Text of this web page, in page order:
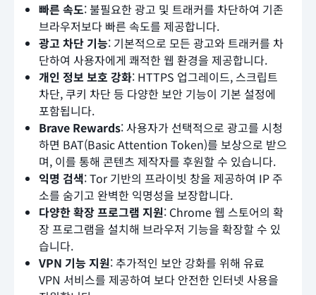
빠른 속도: 불필요한 광고 및 트래커를 차단하여 기존
브라우저보다 빠른 속도를 제공합니다.
광고 차단 기능: 기본적으로 모든 광고와 트래커를 차
단하여 사용자에게 쾌적한 웹 환경을 제공합니다.
개인 정보 보호 강화: HTTPS 업그레이드, 스크립트
차단, 쿠키 차단 등 다양한 보안 기능이 기본 설정에
포함됩니다.
Brave Rewards: 사용자가 선택적으로 광고를 시청
하면 BAT(Basic Attention Token)를 보상으로 받으
며, 이를 통해 콘텐츠 제작자를 후원할 수 있습니다.
익명 검색: Tor 기반의 프라이빗 창을 제공하여 IP 주
소를 숨기고 완벽한 익명성을 보장합니다.
다양한 확장 프로그램 지원: Chrome 웹 스토어의 확
장 프로그램을 설치해 브라우저 기능을 확장할 수 있
습니다.
VPN 기능 지원: 추가적인 보안 강화를 위해 유료
VPN 서비스를 제공하여 보다 안전한 인터넷 사용을